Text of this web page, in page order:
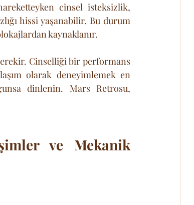
cinsel isteksizlik,
hissi yaşanabilir. Bu durum
kaynaklanır.
Cinselliği bir performans
olarak deneyimlemek en
dinlenin. Mars Retrosu,
ve Mekanik